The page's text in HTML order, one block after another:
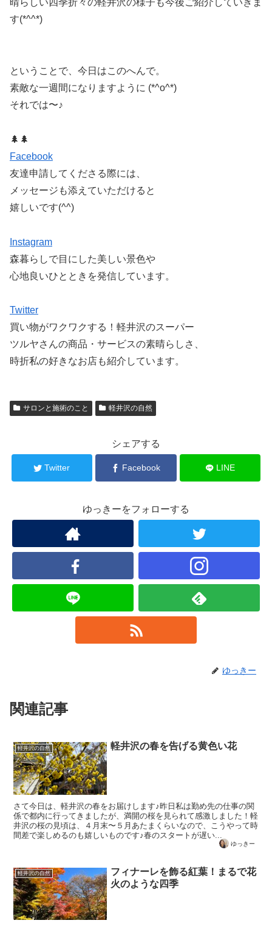
晴らしい四季折々の軽井沢の様子も今後ご紹介していきま
す(*^^*)
ということで、今日はこのへんで。
素敵な一週間になりますように (*^o^*)
それでは〜♪
🌲🌲
Facebook
友達申請してくださる際には、
メッセージも添えていただけると
嬉しいです(^^)
Instagram
森暮らしで目にした美しい景色や
心地良いひとときを発信しています。
Twitter
買い物がワクワクする！軽井沢のスーパー
ツルヤさんの商品・サービスの素晴らしさ、
時折私の好きなお店も紹介しています。
サロンと施術のこと 軽井沢の自然
シェアする
Twitter Facebook LINE
ゆっきーをフォローする
ゆっきー
関連記事
軽井沢の自然 軽井沢の春を告げる黄色い花
さて今日は、軽井沢の春をお届けします♪昨日私は勤め先の仕事の関
係で都内に行ってきましたが、満開の桜を見られて感激しました！軽
井沢の桜の見頃は、４月末〜５月あたまくらいなので、こうやって時
間差で楽しめるのも嬉しいものです♪春のスタートが遅い...
ゆっきー
軽井沢の自然
フィナーレを飾る紅葉！まるで花
火のような四季